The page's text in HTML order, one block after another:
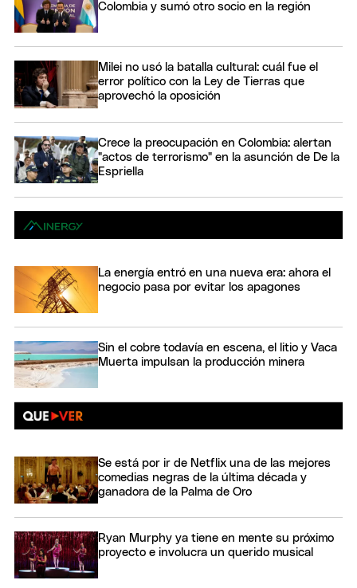
Colombia y sumó otro socio en la región
Milei no usó la batalla cultural: cuál fue el
error político con la Ley de Tierras que
aprovechó la oposición
Crece la preocupación en Colombia: alertan
"actos de terrorismo" en la asunción de De la
Espriella
La energía entró en una nueva era: ahora el
negocio pasa por evitar los apagones
Sin el cobre todavía en escena, el litio y Vaca
Muerta impulsan la producción minera
Se está por ir de Netflix una de las mejores
comedias negras de la última década y
ganadora de la Palma de Oro
Ryan Murphy ya tiene en mente su próximo
proyecto e involucra un querido musical